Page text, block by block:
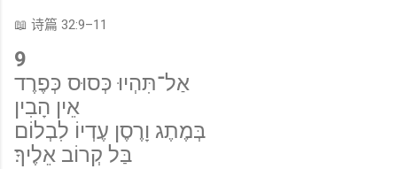
📖 诗篇 32:9–11
9
אַל־תִּהְיוּ כְּסוּס כְּפֶרֶד
אֵין הָבִין
בְּמֶתֶג וָרֶסֶן עֶדְיוֹ לִבְלוֹם
בַּל קְרוֹב אֵלֶיךָ׃